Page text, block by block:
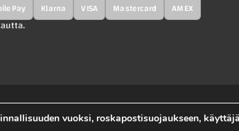
Klarna VISA Mastercard AMEX
Autohajottamo Oy |Tietosuojaseloste|
vuoksi, roskapostisuojaukseen,